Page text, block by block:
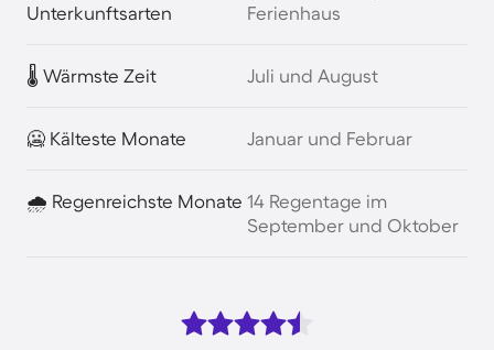
Unterkunftsarten
Ferienhaus
🌡️ Wärmste Zeit Juli und August
🥶 Kälteste Monate Januar und Februar
🌧️ Regenreichste Monate 14 Regentage im
September und Oktober